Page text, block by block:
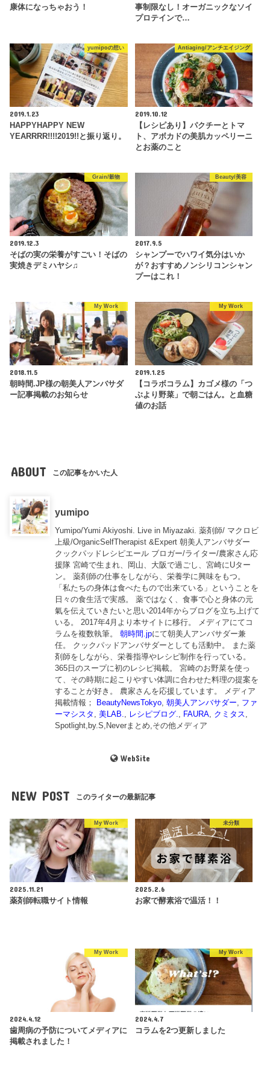
康体になっちゃおう！
事制限なし！オーガニックなソイ
プロテインで…
yumipoの想い
2019.1.23
HAPPYHAPPY NEW
YEARRRR!!!!2019!!と振り返り。
Antiaging/アンチエイジング
2019.10.12
【レシピあり】パクチーとトマ
ト、アボカドの美肌カッペリーニ
とお薬のこと
Grain/穀物
2019.12.3
そばの実の栄養がすごい！そばの
実焼きデミハヤシ♫
Beauty/美容
2017.9.5
シャンプーでハワイ気分はいか
が？おすすめノンシリコンシャン
プーはこれ！
My Work
2018.11.5
朝時間.JP様の朝美人アンバサダ
ー記事掲載のお知らせ
My Work
2019.1.25
【コラボコラム】カゴメ様の「つ
ぶより野菜」で朝ごはん。と血糖
値のお話
ABOUT この記事をかいた人
yumipo
Yumipo/Yumi Akiyoshi. Live in Miyazaki. 薬剤師/ マクロビ
上級/OrganicSelfTherapist &Expert 朝美人アンバサダー
クックパッドレシピエール ブロガー/ライター/農家さん応
援隊 宮崎で生まれ、岡山、大阪で過ごし、宮崎にUター
ン。 薬剤師の仕事をしながら、栄養学に興味をもつ。
「私たちの身体は食べたもので出来ている」ということを
日々の食生活で実感。 薬ではなく、食事で心と身体の元
氣を伝えていきたいと思い2014年からブログを立ち上げて
いる。 2017年4月より本サイトに移行。 メディアにてコ
ラムを複数執筆。朝時間.jpにて朝美人アンバサダー兼
任。 クックパッドアンバサダーとしても活動中。 また薬
剤師をしながら、栄養指導やレシピ制作を行っている。
365日のスープに初のレシピ掲載。 宮崎のお野菜を使っ
て、その時期に起こりやすい体調に合わせた料理の提案を
することが好き。 農家さんを応援しています。 メディア
掲載情報； BeautyNewsTokyo ,朝美人アンバサダー
ファ
ーマシスタ
,美LAB. レシピブログ. FAURA クミタス
Spotlight,by.S,Neverまとめ,その他メディア
WebSite
NEW POST このライターの最新記事
My Work
2025.11.21
薬剤師転職サイト情報
未分類
2025.2.6
お家で酵素浴で温活！！
My Work
2024.4.12
歯周病の予防についてメディアに
掲載されました！
My Work
2024.4.7
コラムを2つ更新しました